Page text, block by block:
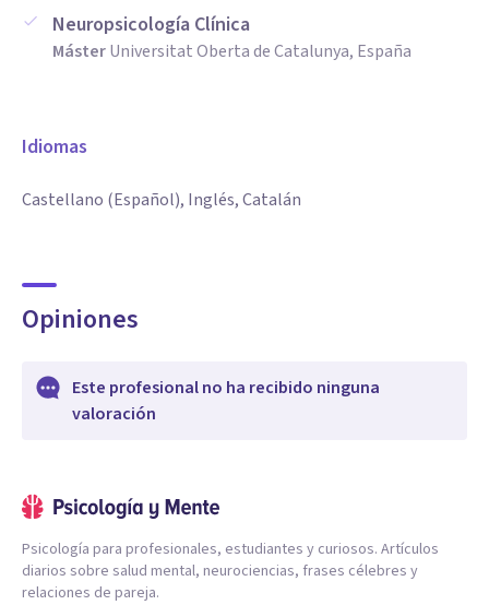
Neuropsicología Clínica
MásterUniversitat Oberta de Catalunya, España
Idiomas
Castellano (Español), Inglés, Catalán
Opiniones
Este profesional no ha recibido ninguna
valoración
Psicología para profesionales, estudiantes y curiosos. Artículos
diarios sobre salud mental, neurociencias, frases célebres y
relaciones de pareja.